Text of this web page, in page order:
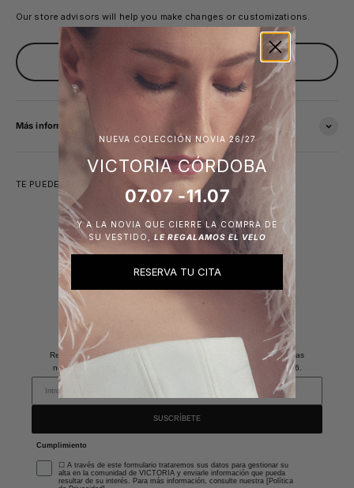
Our store advisors will help you make changes or customizations.
PIDE TU CITA
Más información
TE PUEDE INTERESAR
Únete a nuestra newsletter
y Obtén un 10% de descuento
Recibe promociones exclusivas, ventas privadas y descubre todas las
novedades. *Descuento aplicable en los modelos de invitada SS26.
SUSCRÍBETE
Cumplimiento
☐ A través de este formulario trataremos sus datos para gestionar su
alta en la comunidad de VICTORIA y enviarle información que pueda
resultar de su interés. Para más información, consulte nuestra [Política
NUEVA COLECCIÓN NOVIA 26/27
VICTORIA CÓRDOBA
07.07 -11.07
Y A LA NOVIA QUE CIERRE LA COMPRA DE
SU VESTIDO, LE REGALAMOS EL VELO
RESERVA TU CITA